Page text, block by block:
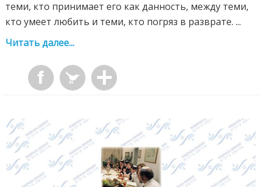
теми, кто принимает его как данность, между теми,
кто умеет любить и теми, кто погряз в разврате. ...
Читать далее...